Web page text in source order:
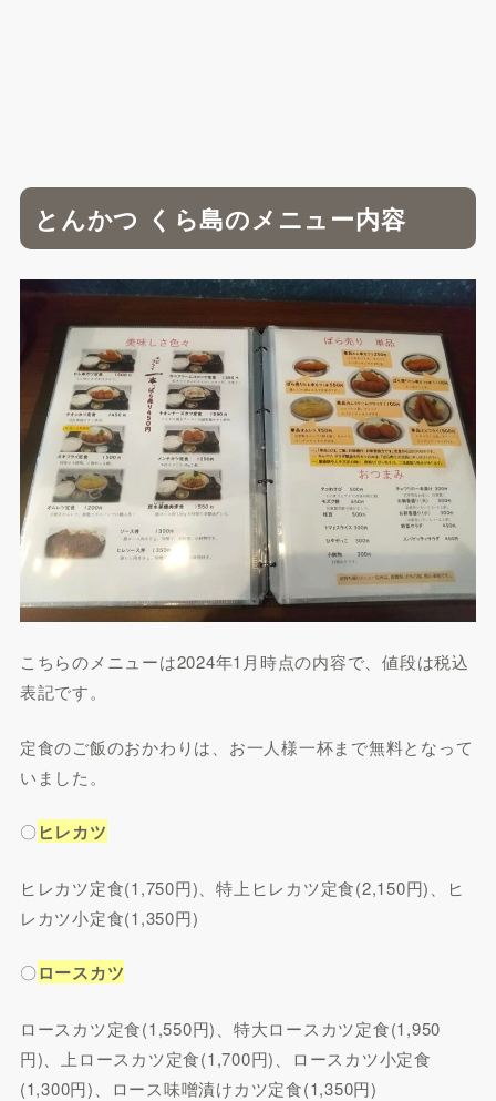
とんかつ くら島のメニュー内容
こちらのメニューは2024年1月時点の内容で、値段は税込
表記です。
定食のご飯のおかわりは、お一人様一杯まで無料となって
いました。
〇 ヒレカツ
ヒレカツ定食(1,750円)、特上ヒレカツ定食(2,150円)、ヒ
レカツ小定食(1,350円)
〇ロースカツ
ロースカツ定食(1,550円)、特大ロースカツ定食(1,950
円)、上ロースカツ定食(1,700円)、ロースカツ小定食
(1,300円)、ロース味噌漬けカツ定食(1,350円)